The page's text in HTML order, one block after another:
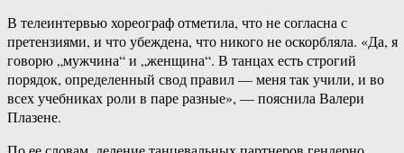
В телеинтервью хореограф отметила, что не согласна с
претензиями, и что убеждена, что никого не оскорбляла. «Да, я
говорю „мужчина“ и „женщина“. В танцах есть строгий
порядок, определенный свод правил — меня так учили, и во
всех учебниках роли в паре разные», — пояснила Валери
Плазене.